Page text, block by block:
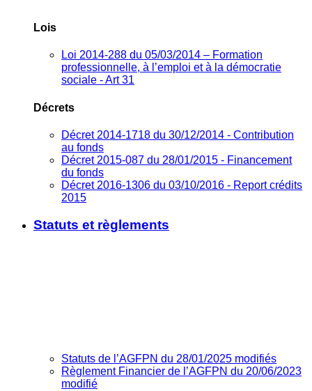
Lois
Loi 2014-288 du 05/03/2014 – Formation
professionnelle, à l’emploi et à la démocratie
sociale - Art 31
Décrets
Décret 2014-1718 du 30/12/2014 - Contribution
au fonds
Décret 2015-087 du 28/01/2015 - Financement
du fonds
Décret 2016-1306 du 03/10/2016 - Report crédits
2015
Statuts et règlements
Statuts de l’AGFPN du 28/01/2025 modifiés
Règlement Financier de l’AGFPN du 20/06/2023
modifié